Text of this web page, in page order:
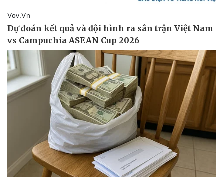
Pháp luật
Vụ án
Quân sự - Quốc phòng
Vũ khí